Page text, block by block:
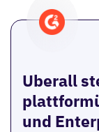
Uberall
und